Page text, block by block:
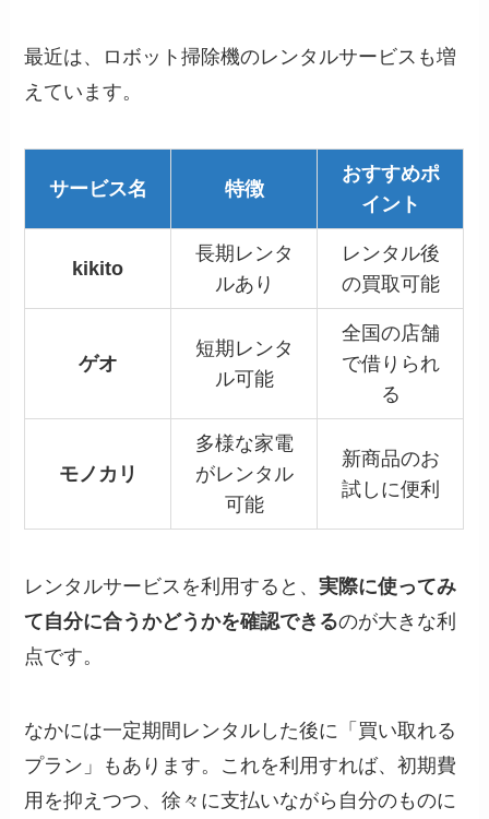
最近は、ロボット掃除機のレンタルサービスも増
えています。
サービス名 特徴
おすすめポ
イント
kikito
長期レンタ
ルあり
レンタル後
の買取可能
ゲオ
短期レンタ
ル可能
全国の店舗
で借りられ
る
モノカリ
多様な家電
がレンタル
可能
新商品のお
試しに便利
レンタルサービスを利用すると、実際に使ってみ
て自分に合うかどうかを確認できるのが大きな利
点です。
なかには一定期間レンタルした後に「買い取れる
プラン」もあります。これを利用すれば、初期費
用を抑えつつ、徐々に支払いながら自分のものに